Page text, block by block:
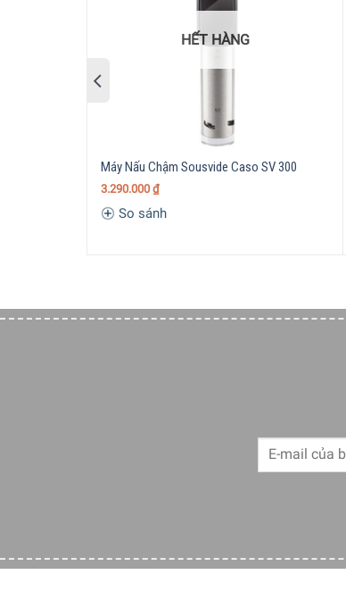
HẾT HÀNG
Máy Nấu Chậm Sousvide Caso SV 300
3.290.000 ₫
So sánh